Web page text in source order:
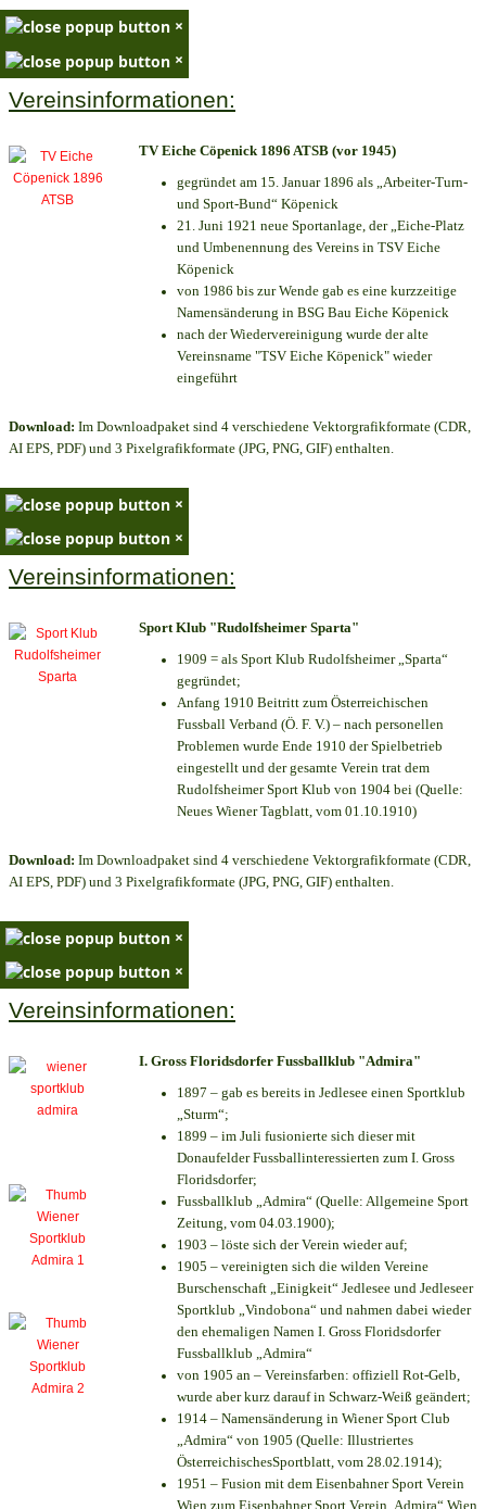
×
×
Vereinsinformationen:
TV Eiche Cöpenick 1896 ATSB (vor 1945)
gegründet am 15. Januar 1896 als „Arbeiter-Turn-
und Sport-Bund“ Köpenick
21. Juni 1921 neue Sportanlage, der „Eiche-Platz
und Umbenennung des Vereins in TSV Eiche
Köpenick
von 1986 bis zur Wende gab es eine kurzzeitige
Namensänderung in BSG Bau Eiche Köpenick
nach der Wiedervereinigung wurde der alte
Vereinsname "TSV Eiche Köpenick" wieder
eingeführt
Download: Im Downloadpaket sind 4 verschiedene Vektorgrafikformate (CDR,
AI EPS, PDF) und 3 Pixelgrafikformate (JPG, PNG, GIF) enthalten.
×
×
Vereinsinformationen:
Sport Klub "Rudolfsheimer Sparta"
1909 = als Sport Klub Rudolfsheimer „Sparta“
gegründet;
Anfang 1910 Beitritt zum Österreichischen
Fussball Verband (Ö. F. V.) – nach personellen
Problemen wurde Ende 1910 der Spielbetrieb
eingestellt und der gesamte Verein trat dem
Rudolfsheimer Sport Klub von 1904 bei (Quelle:
Neues Wiener Tagblatt, vom 01.10.1910)
Download: Im Downloadpaket sind 4 verschiedene Vektorgrafikformate (CDR,
AI EPS, PDF) und 3 Pixelgrafikformate (JPG, PNG, GIF) enthalten.
×
×
Vereinsinformationen:
I. Gross Floridsdorfer Fussballklub "Admira"
1897 – gab es bereits in Jedlesee einen Sportklub
„Sturm“;
1899 – im Juli fusionierte sich dieser mit
Donaufelder Fussballinteressierten zum I. Gross
Floridsdorfer;
Fussballklub „Admira“ (Quelle: Allgemeine Sport
Zeitung, vom 04.03.1900);
1903 – löste sich der Verein wieder auf;
1905 – vereinigten sich die wilden Vereine
Burschenschaft „Einigkeit“ Jedlesee und Jedleseer
Sportklub „Vindobona“ und nahmen dabei wieder
den ehemaligen Namen I. Gross Floridsdorfer
Fussballklub „Admira“
von 1905 an – Vereinsfarben: offiziell Rot-Gelb,
wurde aber kurz darauf in Schwarz-Weiß geändert;
1914 – Namensänderung in Wiener Sport Club
„Admira“ von 1905 (Quelle: Illustriertes
ÖsterreichischesSportblatt, vom 28.02.1914);
1951 – Fusion mit dem Eisenbahner Sport Verein
Wien zum Eisenbahner Sport Verein„Admira“ Wien